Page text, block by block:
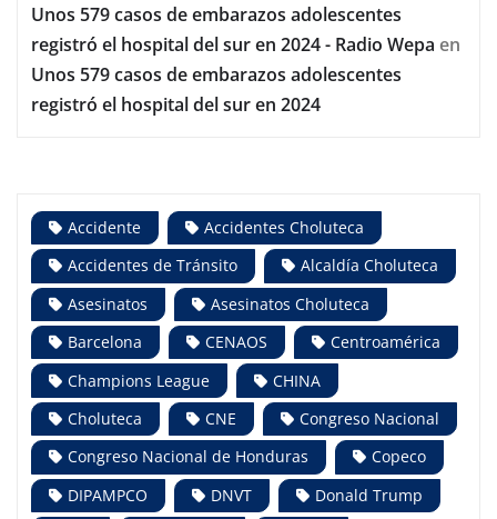
Unos 579 casos de embarazos adolescentes
registró el hospital del sur en 2024 - Radio Wepa en
Unos 579 casos de embarazos adolescentes
registró el hospital del sur en 2024
Accidente
Accidentes Choluteca
Accidentes de Tránsito
Alcaldía Choluteca
Asesinatos
Asesinatos Choluteca
Barcelona
CENAOS
Centroamérica
Champions League
CHINA
Choluteca
CNE
Congreso Nacional
Congreso Nacional de Honduras
Copeco
DIPAMPCO
DNVT
Donald Trump